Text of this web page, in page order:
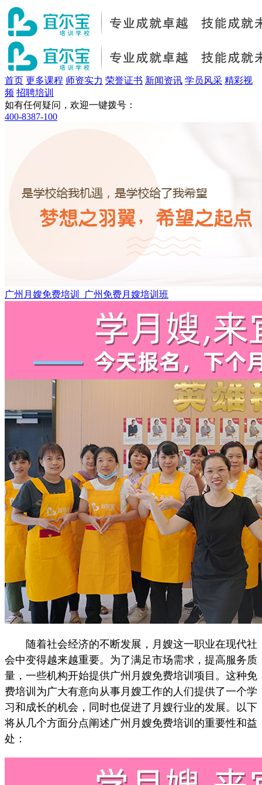
首页 更多课程 师资实力 荣誉证书 新闻资讯 学员风采 精彩视
频 招聘培训
如有任何疑问，欢迎一键拨号：
400-8387-100
广州月嫂免费培训_广州免费月嫂培训班
随着社会经济的不断发展，月嫂这一职业在现代社
会中变得越来越重要。为了满足市场需求，提高服务质
量，一些机构开始提供广州月嫂免费培训项目。这种免
费培训为广大有意向从事月嫂工作的人们提供了一个学
习和成长的机会，同时也促进了月嫂行业的发展。以下
将从几个方面分点阐述广州月嫂免费培训的重要性和益
处：